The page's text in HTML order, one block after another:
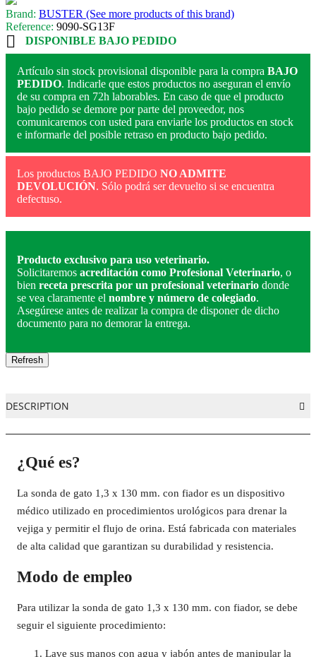
Brand: BUSTER (See more products of this brand)
Reference: 9090-SG13F
 DISPONIBLE BAJO PEDIDO
Artículo sin stock provisional disponible para la compra BAJO
PEDIDO. Indicarle que estos productos no aseguran el envío
de su compra en 72h laborables. En caso de que el producto
bajo pedido se demore por parte del proveedor, nos
comunicaremos con usted para enviarle los productos en stock
e informarle del posible retraso en producto bajo pedido.
Los productos BAJO PEDIDO NO ADMITE
DEVOLUCIÓN. Sólo podrá ser devuelto si se encuentra
defectuso.
Producto exclusivo para uso veterinario.
Solicitaremos acreditación como Profesional Veterinario, o
bien receta prescrita por un profesional veterinario donde
se vea claramente el nombre y número de colegiado.
Asegúrese antes de realizar la compra de disponer de dicho
documento para no demorar la entrega.
DESCRIPTION
¿Qué es?
La sonda de gato 1,3 x 130 mm. con fiador es un dispositivo
médico utilizado en procedimientos urológicos para drenar la
vejiga y permitir el flujo de orina. Está fabricada con materiales
de alta calidad que garantizan su durabilidad y resistencia.
Modo de empleo
Para utilizar la sonda de gato 1,3 x 130 mm. con fiador, se debe
seguir el siguiente procedimiento:
Lave sus manos con agua y jabón antes de manipular la